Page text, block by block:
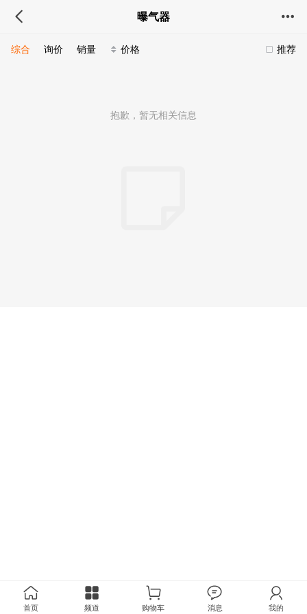
曝气器
推荐
综合 询价 销量 价格
抱歉，暂无相关信息
首页 频道 购物车 消息 我的